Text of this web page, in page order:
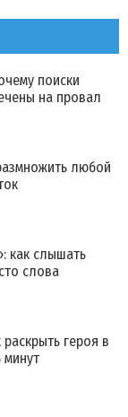
поиски
на провал
любой
как слышать
слова
героя в